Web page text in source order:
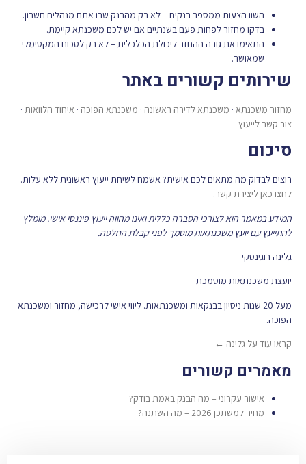
השוו הצעות ממספר בנקים – לא רק מהבנק שבו אתם מנהלים חשבון.
בדקו מחזור לפחות פעם בשנתיים אם יש לכם משכנתא קיימת.
התאימו את גובה ההחזר ליכולת הכלכלית – לא רק לסכום המקסימלי
שמאושר.
שירותים קשורים באתר
מחזור משכנתא · משכנתא לדירה ראשונה · משכנתא הפוכה · איחוד הלוואות ·
צור קשר לייעוץ
סיכום
רוצים לבדוק מה מתאים לכם אישית? אשמח לשיחת ייעוץ ראשונית ללא עלות.
לחצו כאן ליצירת קשר.
המידע במאמר הוא לצורכי הסברה כללית ואינו מהווה ייעוץ פיננסי אישי. מומלץ
להתייעץ עם יועץ משכנתאות מוסמך לפני קבלת החלטה.
גלינה רוגינסקי
יועצת משכנתאות מוסמכת
מעל 20 שנות ניסיון בבנקאות ומשכנתאות. ליווי אישי לרכישה, מחזור ומשכנתא
הפוכה.
קראו עוד על גלינה ←
מאמרים קשורים
אישור עקרוני – מה הבנק באמת בודק?
מחיר למשתכן 2026 – מה השתנה?